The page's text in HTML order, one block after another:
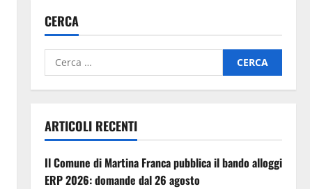
CERCA
ARTICOLI RECENTI
Il Comune di Martina Franca pubblica il bando alloggi
ERP 2026: domande dal 26 agosto